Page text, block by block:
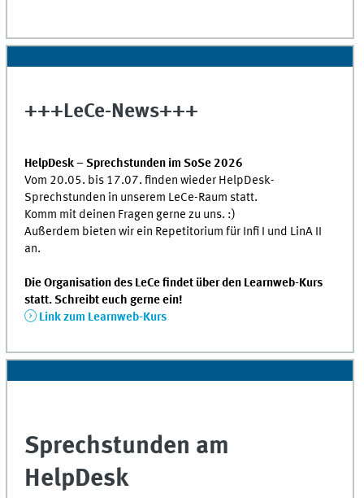
+++LeCe-News+++
HelpDesk – Sprechstunden im SoSe 2026
Vom 20.05. bis 17.07. finden wieder HelpDesk-
Sprechstunden in unserem LeCe-Raum statt.
Komm mit deinen Fragen gerne zu uns. :)
Außerdem bieten wir ein Repetitorium für Infi I und LinA II
an.
Die Organisation des LeCe findet über den Learnweb-Kurs
statt. Schreibt euch gerne ein!
Link zum Learnweb-Kurs
Sprechstunden am
HelpDesk